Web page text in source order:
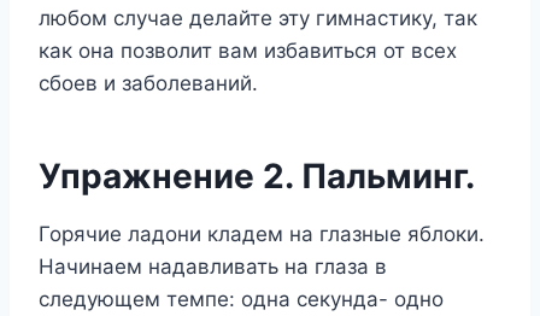
любом случае делайте эту гимнастику, так
как она позволит вам избавиться от всех
сбоев и заболеваний.
Упражнение 2. Пальминг.
Горячие ладони кладем на глазные яблоки.
Начинаем надавливать на глаза в
следующем темпе: одна секунда- одно